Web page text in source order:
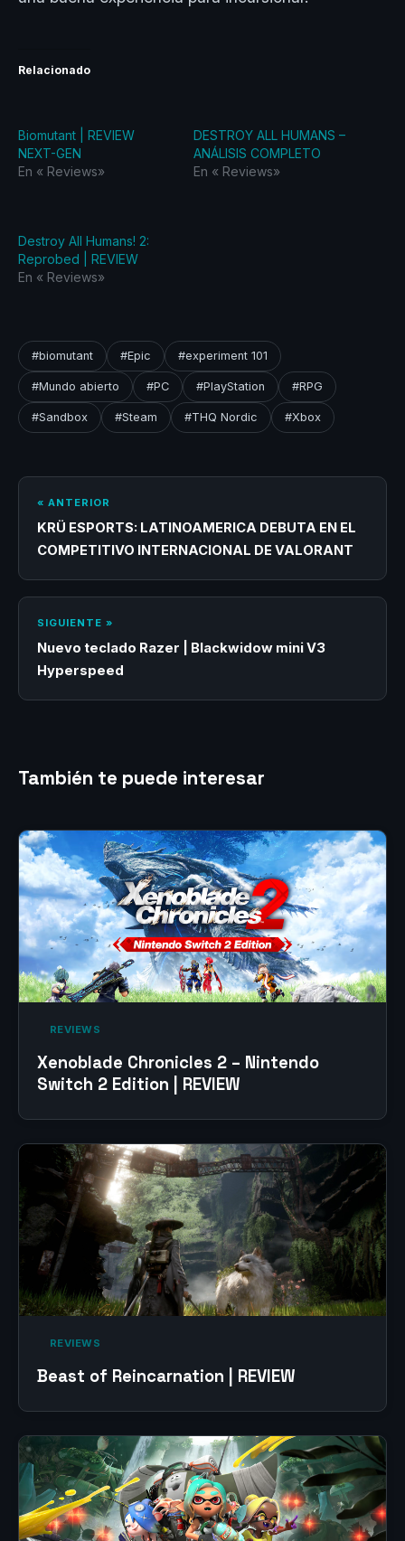
Relacionado
Biomutant | REVIEW
NEXT-GEN
En «‎ Reviews‎»
DESTROY ALL HUMANS –
ANÁLISIS COMPLETO
En «‎ Reviews‎»
Destroy All Humans! 2:
Reprobed | REVIEW
En «‎ Reviews‎»
#biomutant #Epic #experiment 101
#Mundo abierto #PC #PlayStation #RPG
#Sandbox #Steam #THQ Nordic #Xbox
« ANTERIOR
KRÜ ESPORTS: LATINOAMERICA DEBUTA EN EL
COMPETITIVO INTERNACIONAL DE VALORANT
SIGUIENTE »
Nuevo teclado Razer | Blackwidow mini V3
Hyperspeed
También te puede interesar
‎ REVIEWS‎
Xenoblade Chronicles 2 – Nintendo
Switch 2 Edition | REVIEW
‎ REVIEWS‎
Beast of Reincarnation | REVIEW